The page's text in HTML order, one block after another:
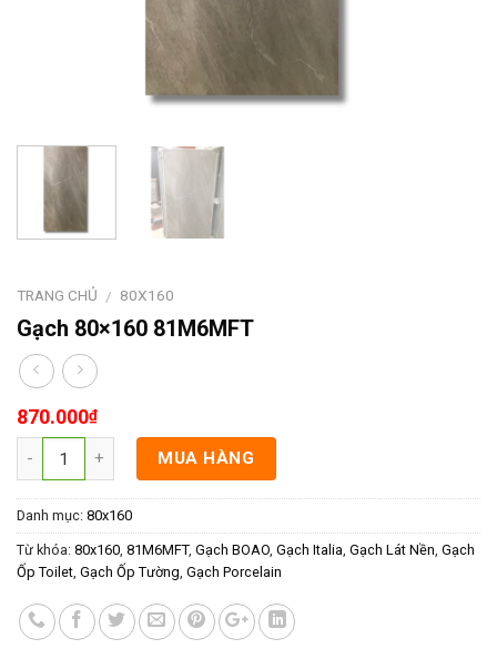
TRANG CHỦ / 80X160
Gạch 80×160 81M6MFT
870.000₫
MUA HÀNG
Danh mục: 80x160
Từ khóa: 80x160, 81M6MFT, Gạch BOAO, Gạch Italia, Gạch Lát Nền, Gạch
Ốp Toilet, Gạch Ốp Tường, Gạch Porcelain